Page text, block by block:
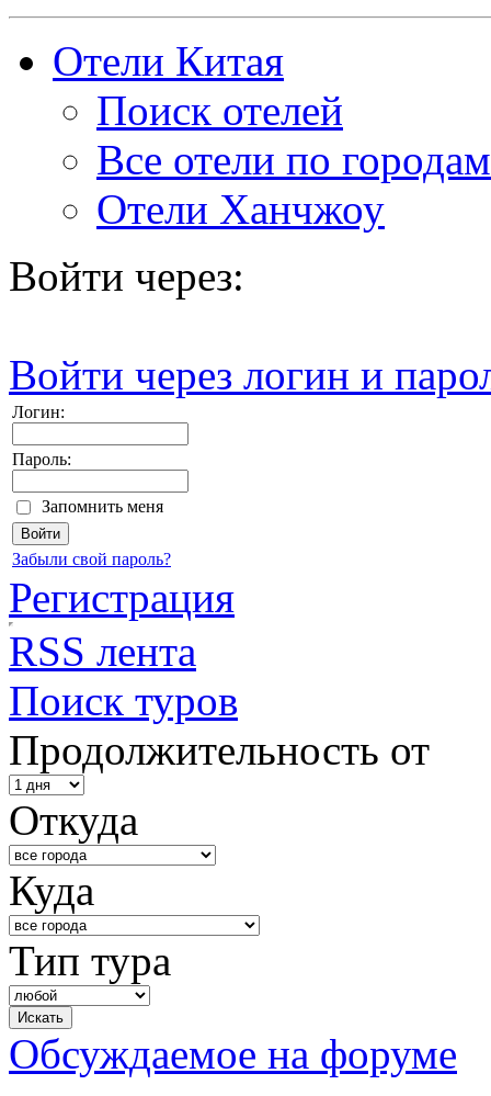
Отели Китая
Поиск отелей
Все отели по городам
Отели Ханчжоу
Войти через:
Войти через логин и
Логин:
Пароль:
Запомнить меня
Забыли свой пароль?
Регистрация
RSS лента
Поиск туров
Продолжительность от
Откуда
Куда
Тип тура
Обсуждаемое на форуме